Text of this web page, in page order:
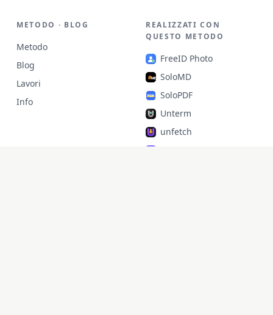
METODO · BLOG
Metodo
Blog
Lavori
Info
REALIZZATI CON
QUESTO METODO
FreeID Photo
SoloMD
SoloPDF
Unterm
unfetch